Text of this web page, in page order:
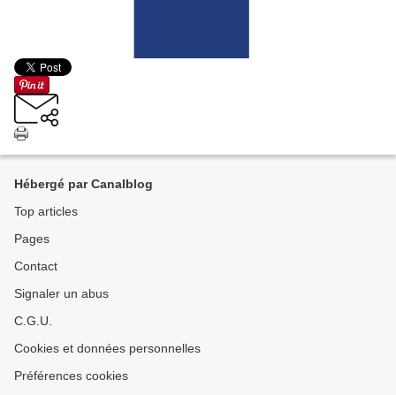
Hébergé par Canalblog
Top articles
Pages
Contact
Signaler un abus
C.G.U.
Cookies et données personnelles
Préférences cookies